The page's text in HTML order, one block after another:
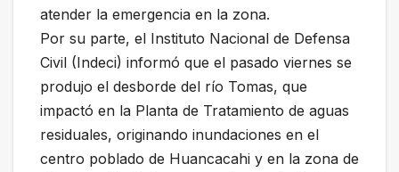
atender la emergencia en la zona.
Por su parte, el Instituto Nacional de Defensa
Civil (Indeci) informó que el pasado viernes se
produjo el desborde del río Tomas, que
impactó en la Planta de Tratamiento de aguas
residuales, originando inundaciones en el
centro poblado de Huancacahi y en la zona de